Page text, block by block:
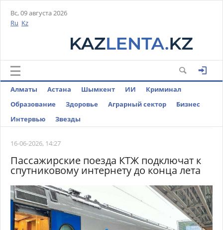
Вс, 09 августа 2026
Ru Kz
Алматы Астана Шымкент ИИ
Криминал
Образование
Здоровье Аграрный сектор
Бизнес
Интервью
Звезды
16-06-2026, 14:27
Пассажирские поезда КТЖ подключат к
спутниковому интернету до конца лета